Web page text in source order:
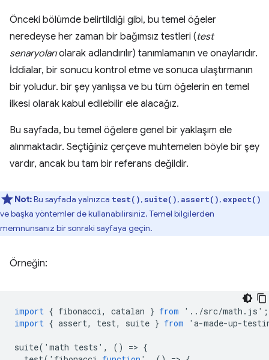
Önceki bölümde belirtildiği gibi, bu temel öğeler
neredeyse her zaman bir bağımsız testleri (test
senaryolarıolarak adlandırılır) tanımlamanın ve onaylarıdır.
İddialar, bir sonucu kontrol etme ve sonuca ulaştırmanın
bir yoludur. bir şey yanlışsa ve bu tüm öğelerin en temel
ilkesi olarak kabul edilebilir ele alacağız.
Bu sayfada, bu temel öğelere genel bir yaklaşım ele
alınmaktadır. Seçtiğiniz çerçeve muhtemelen böyle bir şey
vardır, ancak bu tam bir referans değildir.
Not:Bu sayfada yalnızca test(), suite(), assert(), expect()
ve başka yöntemler de kullanabilirsiniz. Temel bilgilerden
memnunsanız bir sonraki sayfaya geçin.
Örneğin:
import { fibonacci, catalan } from ' .. /src/math . js ' ;
import { assert, test, suite } from ' a-made-up-
suite( ' math tests ' , () => {